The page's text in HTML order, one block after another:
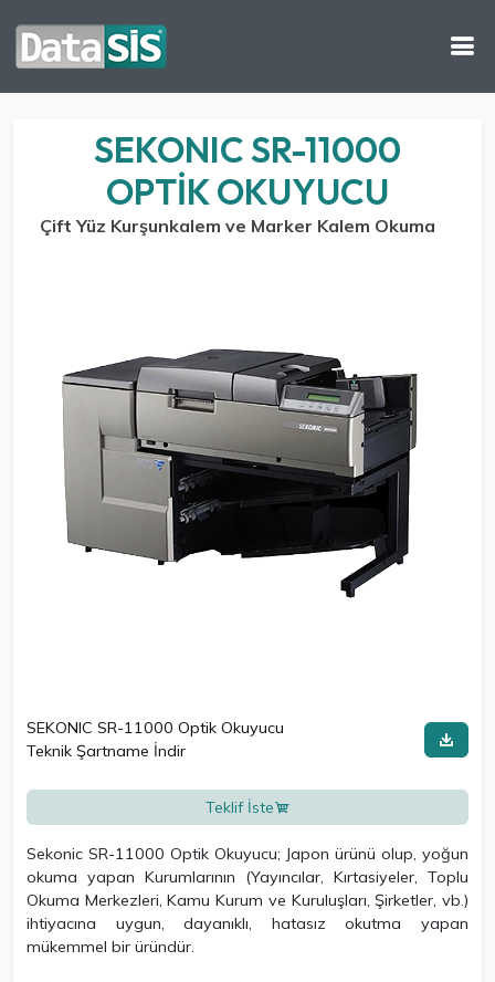
SEKONIC SR-11000
OPTIK OKUYUCU
Çift Yüz Kurşunkalem ve Marker Kalem Okuma
SEKONIC SR-11000 Optik Okuyucu
Teknik Şartname İndir
Teklif İste
Sekonic SR-11000 Optik Okuyucu; Japon ürünü olup, yoğun
okuma yapan Kurumlarının (Yayıncılar, Kırtasiyeler, Toplu
Okuma Merkezleri, Kamu Kurum ve Kuruluşları, Şirketler, vb.)
ihtiyacına uygun, dayanıklı, hatasız okutma yapan
mükemmel bir üründür.